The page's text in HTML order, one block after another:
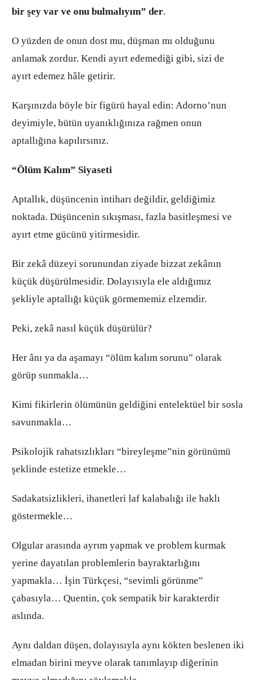
bir şey var ve onu bulmalıyım” der.
O yüzden de onun dost mu, düşman mı olduğunu
anlamak zordur. Kendi ayırt edemediği gibi, sizi de
ayırt edemez hâle getirir.
Karşınızda böyle bir figürü hayal edin: Adorno’nun
deyimiyle, bütün uyanıklığınıza rağmen onun
aptallığına kapılırsınız.
“Ölüm Kalım” Siyaseti
Aptallık, düşüncenin intiharı değildir, geldiğimiz
noktada. Düşüncenin sıkışması, fazla basitleşmesi ve
ayırt etme gücünü yitirmesidir.
Bir zekâ düzeyi sorunundan ziyade bizzat zekânın
küçük düşürülmesidir. Dolayısıyla ele aldığımız
şekliyle aptallığı küçük görmememiz elzemdir.
Peki, zekâ nasıl küçük düşürülür?
Her ânı ya da aşamayı “ölüm kalım sorunu” olarak
görüp sunmakla…
Kimi fikirlerin ölümünün geldiğini entelektüel bir sosla
savunmakla…
Psikolojik rahatsızlıkları “bireyleşme”nin görünümü
şeklinde estetize etmekle…
Sadakatsizlikleri, ihanetleri laf kalabalığı ile haklı
göstermekle…
Olgular arasında ayrım yapmak ve problem kurmak
yerine dayatılan problemlerin bayraktarlığını
yapmakla… İşin Türkçesi, “sevimli görünme”
çabasıyla… Quentin, çok sempatik bir karakterdir
aslında.
Aynı daldan düşen, dolayısıyla aynı kökten beslenen iki
elmadan birini meyve olarak tanımlayıp diğerinin